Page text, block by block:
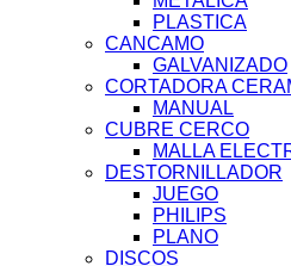
PLASTICA
CANCAMO
GALVANIZADO
CORTADORA
MANUAL
CUBRE CERCO
MALLA
DESTORNILLADOR
JUEGO
PHILIPS
PLANO
DISCOS